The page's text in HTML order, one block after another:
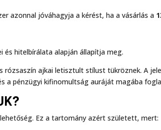
azonnal jóváhagyja a kérést, ha a vásárlás a
hitelbírálata alapján állapítja meg.
Ez a tartomány azért született, mert: